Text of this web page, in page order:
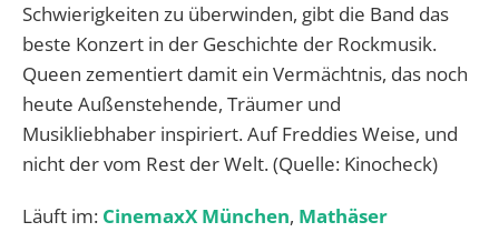
Schwierigkeiten zu überwinden, gibt die Band das
beste Konzert in der Geschichte der Rockmusik.
Queen zementiert damit ein Vermächtnis, das noch
heute Außenstehende, Träumer und
Musikliebhaber inspiriert. Auf Freddies Weise, und
nicht der vom Rest der Welt. (Quelle: Kinocheck)
Läuft im: CinemaxX München, Mathäser